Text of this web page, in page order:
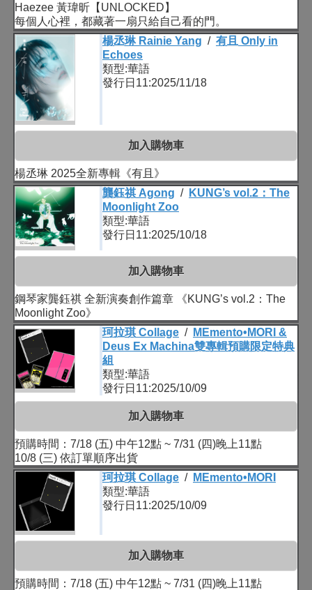
Haezee 黃瑋昕【UNLOCKED】
每個人心裡，都藏著一扇只給自己看的門。
楊丞琳 Rainie Yang / 有且 Only in
Echoes
類型:華語
發行日11:2025/11/18
加入購物車
楊丞琳 2025全新專輯《有且》
龔鈺祺 Agong / KUNG’s vol.2：The
Moonlight Zoo
類型:華語
發行日11:2025/10/18
加入購物車
鋼琴家龔鈺祺 全新演奏創作篇章 《KUNG’s vol.2：The
Moonlight Zoo》
珂拉琪 Collage / MEmento•MORI &
Deus Ex Machina雙專輯預購限定特典
組
類型:華語
發行日11:2025/10/09
加入購物車
預購時間：7/18 (五) 中午12點 ~ 7/31 (四)晚上11點
10/8 (三) 依訂單順序出貨
珂拉琪 Collage / MEmento•MORI
類型:華語
發行日11:2025/10/09
加入購物車
預購時間：7/18 (五) 中午12點 ~ 7/31 (四)晚上11點